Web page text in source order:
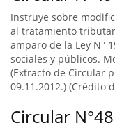
Instruye sobre
al tratamiento
amparo de la Ley N°
sociales y públicos.
(Extracto de Circular
09.11.2012.) (Crédito
Circular